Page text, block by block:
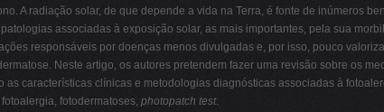
A radiação solar, de que depende a vida na Terra, é fonte de inúmeros
associadas à exposição solar, as mais importantes, pela sua
responsáveis por doenças menos divulgadas e, por isso, pouco
Neste artigo, os autores pretendem fazer uma revisão sobre os
características clínicas e metodologias diagnósticas associadas à
fotodermatoses, photopatch test.